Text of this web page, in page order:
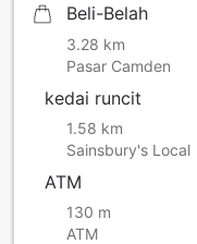
Beli-Belah
3.28 km
Pasar Camden
kedai runcit
1.58 km
Sainsbury's Local
ATM
130 m
ATM